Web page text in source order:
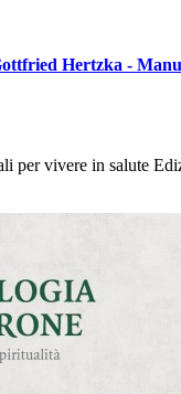
Hertzka -
per vivere in salute